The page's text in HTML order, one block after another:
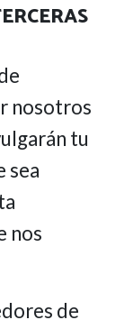
nosotros
tu
sea
nos
de